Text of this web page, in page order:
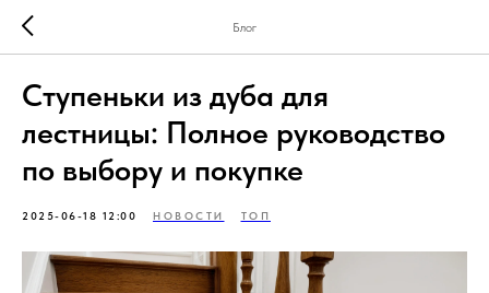
Блог
Ступеньки из дуба для
лестницы: Полное руководство
по выбору и покупке
2025-06-18 12:00 НОВОСТИ ТОП